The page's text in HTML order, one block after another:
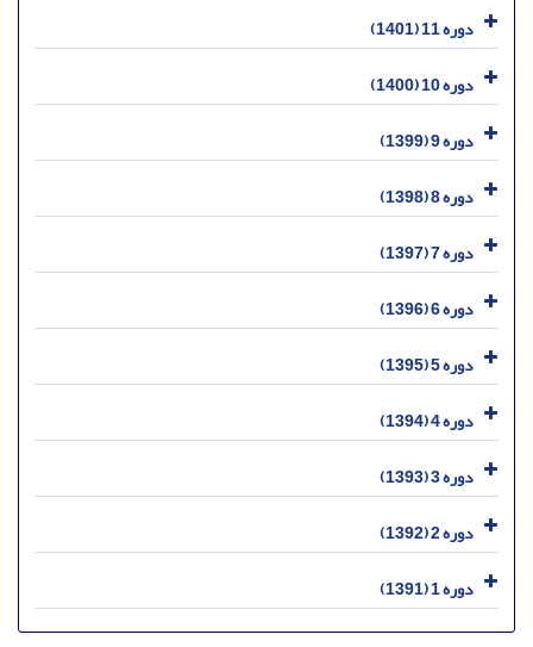
دوره 11 (1401)
دوره 10 (1400)
دوره 9 (1399)
دوره 8 (1398)
دوره 7 (1397)
دوره 6 (1396)
دوره 5 (1395)
دوره 4 (1394)
دوره 3 (1393)
دوره 2 (1392)
دوره 1 (1391)